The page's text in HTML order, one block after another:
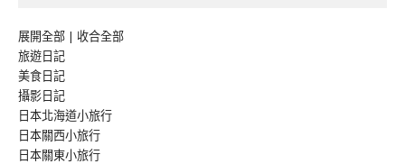
展開全部 | 收合全部
旅遊日記
美食日記
攝影日記
日本北海道小旅行
日本關西小旅行
日本關東小旅行